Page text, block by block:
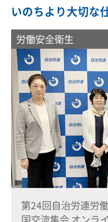
いのちより大切な
労働安全衛生
第24回自治労連労